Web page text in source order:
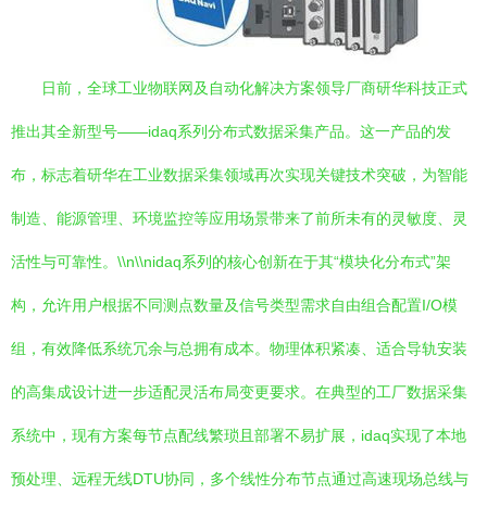
日前，全球工业物联网及自动化解决方案领导厂商研华科技正式
推出其全新型号——idaq系列分布式数据采集产品。这一产品的发
布，标志着研华在工业数据采集领域再次实现关键技术突破，为智能
制造、能源管理、环境监控等应用场景带来了前所未有的灵敏度、灵
活性与可靠性。\\n\\nidaq系列的核心创新在于其“模块化分布式”架
构，允许用户根据不同测点数量及信号类型需求自由组合配置I/O模
组，有效降低系统冗余与总拥有成本。物理体积紧凑、适合导轨安装
的高集成设计进一步适配灵活布局变更要求。在典型的工厂数据采集
系统中，现有方案每节点配线繁琐且部署不易扩展，idaq实现了本地
预处理、远程无线DTU协同，多个线性分布节点通过高速现场总线与